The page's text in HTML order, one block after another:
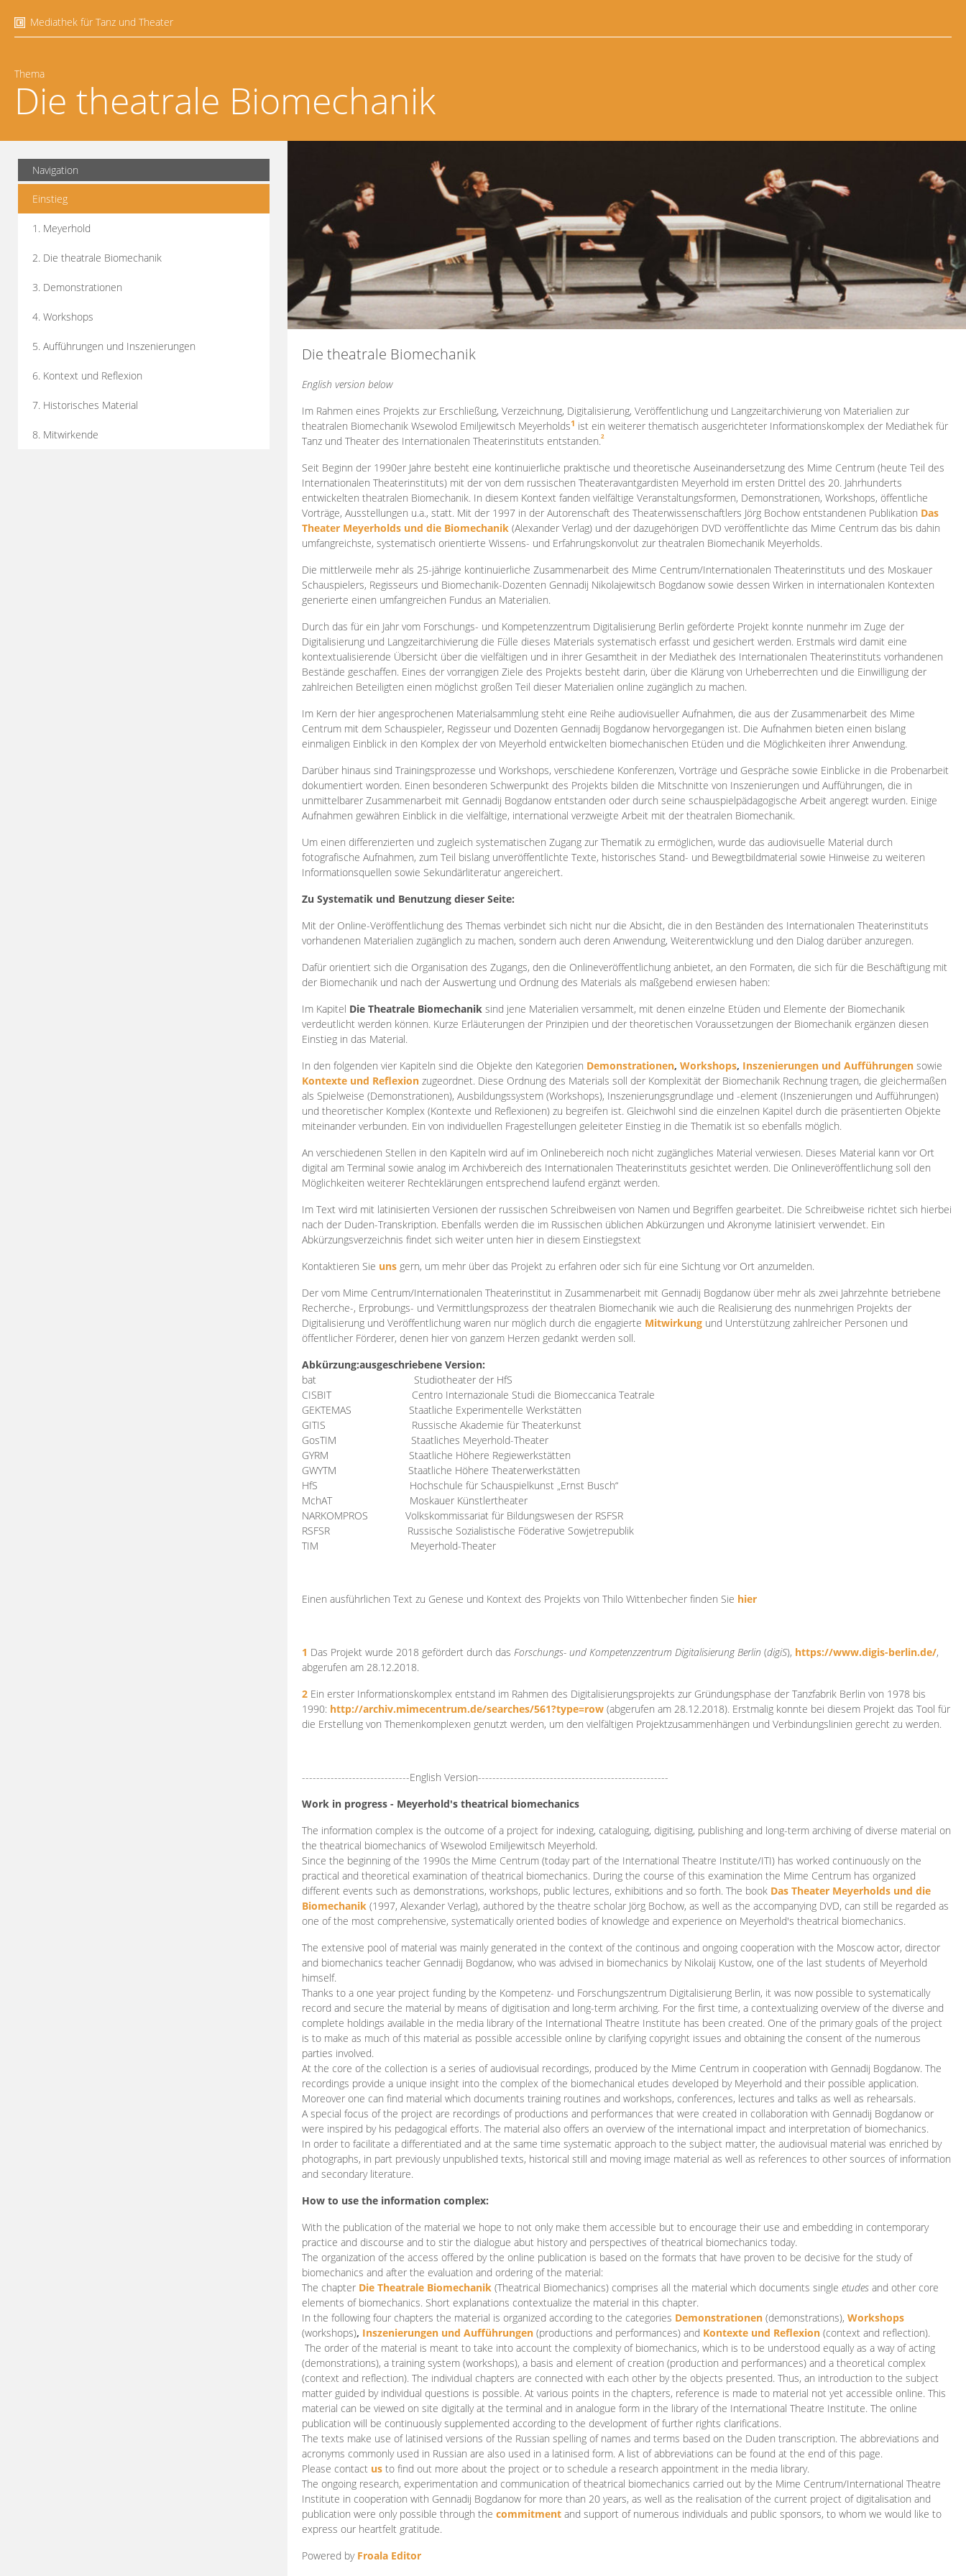
Mediathek für Tanz und Theater
Thema
Die theatrale Biomechanik
Navigation
Einstieg
1. Meyerhold
2. Die theatrale Biomechanik
3. Demonstrationen
4. Workshops
5. Aufführungen und Inszenierungen
6. Kontext und Reflexion
7. Historisches Material
8. Mitwirkende
Die theatrale Biomechanik
English version below
Im Rahmen eines Projekts zur Erschließung, Verzeichnung, Digitalisierung, Veröffentlichung und Langzeitarchivierung von Materialien zur
theatralen Biomechanik Wsewolod Emiljewitsch Meyerholds1 ist ein weiterer thematisch ausgerichteter Informationskomplex der Mediathek für
Tanz und Theater des Internationalen Theaterinstituts entstanden.2
Seit Beginn der 1990er Jahre besteht eine kontinuierliche praktische und theoretische Auseinandersetzung des Mime Centrum (heute Teil des
Internationalen Theaterinstituts) mit der von dem russischen Theateravantgardisten Meyerhold im ersten Drittel des 20. Jahrhunderts
entwickelten theatralen Biomechanik. In diesem Kontext fanden vielfältige Veranstaltungsformen, Demonstrationen, Workshops, öffentliche
Vorträge, Ausstellungen u.a., statt. Mit der 1997 in der Autorenschaft des Theaterwissenschaftlers Jörg Bochow entstandenen Publikation Das
Theater Meyerholds und die Biomechanik (Alexander Verlag) und der dazugehörigen DVD veröffentlichte das Mime Centrum das bis dahin
umfangreichste, systematisch orientierte Wissens- und Erfahrungskonvolut zur theatralen Biomechanik Meyerholds.
Die mittlerweile mehr als 25-jährige kontinuierliche Zusammenarbeit des Mime Centrum/Internationalen Theaterinstituts und des Moskauer
Schauspielers, Regisseurs und Biomechanik-Dozenten Gennadij Nikolajewitsch Bogdanow sowie dessen Wirken in internationalen Kontexten
generierte einen umfangreichen Fundus an Materialien.
Durch das für ein Jahr vom Forschungs- und Kompetenzzentrum Digitalisierung Berlin geförderte Projekt konnte nunmehr im Zuge der
Digitalisierung und Langzeitarchivierung die Fülle dieses Materials systematisch erfasst und gesichert werden. Erstmals wird damit eine
kontextualisierende Übersicht über die vielfältigen und in ihrer Gesamtheit in der Mediathek des Internationalen Theaterinstituts vorhandenen
Bestände geschaffen. Eines der vorrangigen Ziele des Projekts besteht darin, über die Klärung von Urheberrechten und die Einwilligung der
zahlreichen Beteiligten einen möglichst großen Teil dieser Materialien online zugänglich zu machen.
Im Kern der hier angesprochenen Materialsammlung steht eine Reihe audiovisueller Aufnahmen, die aus der Zusammenarbeit des Mime
Centrum mit dem Schauspieler, Regisseur und Dozenten Gennadij Bogdanow hervorgegangen ist. Die Aufnahmen bieten einen bislang
einmaligen Einblick in den Komplex der von Meyerhold entwickelten biomechanischen Etüden und die Möglichkeiten ihrer Anwendung.
Darüber hinaus sind Trainingsprozesse und Workshops, verschiedene Konferenzen, Vorträge und Gespräche sowie Einblicke in die Probenarbeit
dokumentiert worden. Einen besonderen Schwerpunkt des Projekts bilden die Mitschnitte von Inszenierungen und Aufführungen, die in
unmittelbarer Zusammenarbeit mit Gennadij Bogdanow entstanden oder durch seine schauspielpädagogische Arbeit angeregt wurden. Einige
Aufnahmen gewähren Einblick in die vielfältige, international verzweigte Arbeit mit der theatralen Biomechanik.
Um einen differenzierten und zugleich systematischen Zugang zur Thematik zu ermöglichen, wurde das audiovisuelle Material durch
fotografische Aufnahmen, zum Teil bislang unveröffentlichte Texte, historisches Stand- und Bewegtbildmaterial sowie Hinweise zu weiteren
Informationsquellen sowie Sekundärliteratur angereichert.
Zu Systematik und Benutzung dieser Seite:
Mit der Online-Veröffentlichung des Themas verbindet sich nicht nur die Absicht, die in den Beständen des Internationalen Theaterinstituts
vorhandenen Materialien zugänglich zu machen, sondern auch deren Anwendung, Weiterentwicklung und den Dialog darüber anzuregen.
Dafür orientiert sich die Organisation des Zugangs, den die Onlineveröffentlichung anbietet, an den Formaten, die sich für die Beschäftigung mit
der Biomechanik und nach der Auswertung und Ordnung des Materials als maßgebend erwiesen haben:
Im Kapitel Die Theatrale Biomechanik sind jene Materialien versammelt, mit denen einzelne Etüden und Elemente der Biomechanik
verdeutlicht werden können. Kurze Erläuterungen der Prinzipien und der theoretischen Voraussetzungen der Biomechanik ergänzen diesen
Einstieg in das Material.
In den folgenden vier Kapiteln sind die Objekte den Kategorien Demonstrationen, Workshops, Inszenierungen und Aufführungen sowie
Kontexte und Reflexion zugeordnet. Diese Ordnung des Materials soll der Komplexität der Biomechanik Rechnung tragen, die gleichermaßen
als Spielweise (Demonstrationen), Ausbildungssystem (Workshops), Inszenierungsgrundlage und -element (Inszenierungen und Aufführungen)
und theoretischer Komplex (Kontexte und Reflexionen) zu begreifen ist. Gleichwohl sind die einzelnen Kapitel durch die präsentierten Objekte
miteinander verbunden. Ein von individuellen Fragestellungen geleiteter Einstieg in die Thematik ist so ebenfalls möglich.
An verschiedenen Stellen in den Kapiteln wird auf im Onlinebereich noch nicht zugängliches Material verwiesen. Dieses Material kann vor Ort
digital am Terminal sowie analog im Archivbereich des Internationalen Theaterinstituts gesichtet werden. Die Onlineveröffentlichung soll den
Möglichkeiten weiterer Rechteklärungen entsprechend laufend ergänzt werden.
Im Text wird mit latinisierten Versionen der russischen Schreibweisen von Namen und Begriffen gearbeitet. Die Schreibweise richtet sich hierbei
nach der Duden-Transkription. Ebenfalls werden die im Russischen üblichen Abkürzungen und Akronyme latinisiert verwendet. Ein
Abkürzungsverzeichnis findet sich weiter unten hier in diesem Einstiegstext
Kontaktieren Sie uns gern, um mehr über das Projekt zu erfahren oder sich für eine Sichtung vor Ort anzumelden.
Der vom Mime Centrum/Internationalen Theaterinstitut in Zusammenarbeit mit Gennadij Bogdanow über mehr als zwei Jahrzehnte betriebene
Recherche-, Erprobungs- und Vermittlungsprozess der theatralen Biomechanik wie auch die Realisierung des nunmehrigen Projekts der
Digitalisierung und Veröffentlichung waren nur möglich durch die engagierte Mitwirkung und Unterstützung zahlreicher Personen und
öffentlicher Förderer, denen hier von ganzem Herzen gedankt werden soll.
Abkürzung:ausgeschriebene Version:
bat
Studiotheater der HfS
CISBIT
Centro Internazionale Studi die Biomeccanica Teatrale
GEKTEMAS
Staatliche Experimentelle Werkstätten
GITIS
Russische Akademie für Theaterkunst
GosTIM
Staatliches Meyerhold-Theater
GYRM
Staatliche Höhere Regiewerkstätten
GWYTM
Staatliche Höhere Theaterwerkstätten
HfS
Hochschule für Schauspielkunst „Ernst Busch“
MchAT
Moskauer Künstlertheater
NARKOMPROS
Volkskommissariat für Bildungswesen der RSFSR
RSFSR
Russische Sozialistische Föderative Sowjetrepublik
TIM Meyerhold-Theater
Einen ausführlichen Text zu Genese und Kontext des Projekts von Thilo Wittenbecher finden Sie hier
1 Das Projekt wurde 2018 gefördert durch das Forschungs- und Kompetenzzentrum DigitalisierungBerlin (digiS), https://www.digis-berlin.de/,
abgerufen am 28.12.2018.
2 Ein erster Informationskomplex entstand im Rahmen des Digitalisierungsprojekts zur Gründungsphase der Tanzfabrik Berlin von 1978 bis
1990: http://archiv.mimecentrum.de/searches/561?type=row (abgerufen am 28.12.2018). Erstmalig konnte bei diesem Projekt das Tool für
die Erstellung von Themenkomplexen genutzt werden, um den vielfältigen Projektzusammenhängen und Verbindungslinien gerecht zu werden.
------------------------------English Version-----------------------------------------------------
Work in progress - Meyerhold's theatrical biomechanics
The information complex is the outcome of a project for indexing, cataloguing, digitising, publishing and long-term archiving of diverse material on
the theatrical biomechanics of Wsewolod Emiljewitsch Meyerhold.
Since the beginning of the 1990s the Mime Centrum (today part of the International Theatre Institute/ITI) has worked continuously on the
practical and theoretical examination of theatrical biomechanics. During the course of this examination the Mime Centrum has organized
different events such as demonstrations, workshops, public lectures, exhibitions and so forth. The book Das Theater Meyerholds und die
Biomechanik (1997, Alexander Verlag), authored by the theatre scholar Jörg Bochow, as well as the accompanying DVD, can still be regarded as
one of the most comprehensive, systematically oriented bodies of knowledge and experience on Meyerhold's theatrical biomechanics.
The extensive pool of material was mainly generated in the context of the continous and ongoing cooperation with the Moscow actor, director
and biomechanics teacher Gennadij Bogdanow, who was advised in biomechanics by Nikolaij Kustow, one of the last students of Meyerhold
himself.
Thanks to a one year project funding by the Kompetenz- und Forschungszentrum Digitalisierung Berlin, it was now possible to systematically
record and secure the material by means of digitisation and long-term archiving. For the first time, a contextualizing overview of the diverse and
complete holdings available in the media library of the International Theatre Institute has been created. One of the primary goals of the project
is to make as much of this material as possible accessible online by clarifying copyright issues and obtaining the consent of the numerous
parties involved.
At the core of the collection is a series of audiovisual recordings, produced by the Mime Centrum in cooperation with Gennadij Bogdanow. The
recordings provide a unique insight into the complex of the biomechanical etudes developed by Meyerhold and their possible application.
Moreover one can find material which documents training routines and workshops, conferences, lectures and talks as well as rehearsals.
A special focus of the project are recordings of productions and performances that were created in collaboration with Gennadij Bogdanow or
were inspired by his pedagogical efforts. The material also offers an overview of the international impact and interpretation of biomechanics.
In order to facilitate a differentiated and at the same time systematic approach to the subject matter, the audiovisual material was enriched by
photographs, in part previously unpublished texts, historical still and moving image material as well as references to other sources of information
and secondary literature.
How to use the information complex:
With the publication of the material we hope to not only make them accessible but to encourage their use and embedding in contemporary
practice and discourse and to stir the dialogue abut history and perspectives of theatrical biomechanics today.
The organization of the access offered by the online publication is based on the formats that have proven to be decisive for the study of
biomechanics and after the evaluation and ordering of the material:
The chapter Die Theatrale Biomechanik (Theatrical Biomechanics) comprises all the material which documents single etudes and other core
elements of biomechanics. Short explanations contextualize the material in this chapter.
In the following four chapters the material is organized according to the categories Demonstrationen (demonstrations), Workshops
(workshops), Inszenierungen und Aufführungen (productions and performances) and Kontexte und Reflexion (context and reflection).
The order of the material is meant to take into account the complexity of biomechanics, which is to be understood equally as a way of acting
(demonstrations), a training system (workshops), a basis and element of creation (production and performances) and a theoretical complex
(context and reflection). The individual chapters are connected with each other by the objects presented. Thus, an introduction to the subject
matter guided by individual questions is possible. At various points in the chapters, reference is made to material not yet accessible online. This
material can be viewed on site digitally at the terminal and in analogue form in the library of the International Theatre Institute. The online
publication will be continuously supplemented according to the development of further rights clarifications.
The texts make use of latinised versions of the Russian spelling of names and terms based on the Duden transcription. The abbreviations and
acronyms commonly used in Russian are also used in a latinised form. A list of abbreviations can be found at the end of this page.
Please contact us to find out more about the project or to schedule a research appointment in the media library.
The ongoing research, experimentation and communication of theatrical biomechanics carried out by the Mime Centrum/International Theatre
Institute in cooperation with Gennadij Bogdanow for more than 20 years, as well as the realisation of the current project of digitalisation and
publication were only possible through the commitment and support of numerous individuals and public sponsors, to whom we would like to
express our heartfelt gratitude.
Powered by Froala Editor